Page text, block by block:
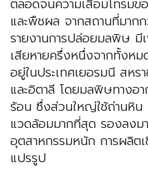
ตลอดจนความเสื่อมโทรม
และพืชผล จากสถานที่มาก
รายงานการปล่อยมลพิษ
เสียหายครึ่งหนึ่งจากทั้งห
อยู่ในประเทศเยอรมนี สห
และอิตาลี โดยมลพิษทางอ
ร้อน ซึ่งส่วนใหญ่ใช้ถ่านหิน
แวดล้อมมากที่สุด รองลง
อุตสาหกรรมหนัก การผลิต
แปรรูป